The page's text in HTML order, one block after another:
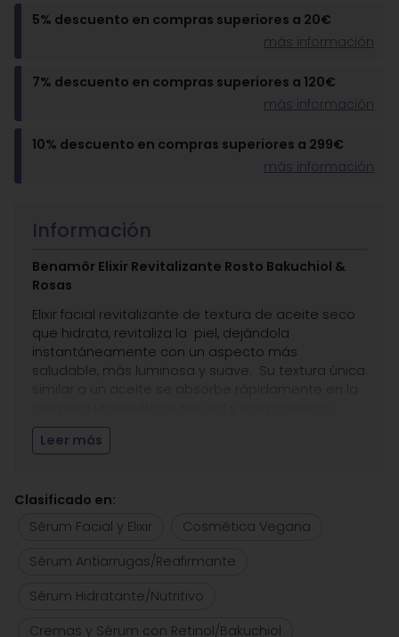
5% descuento en compras superiores a 20€
más información
7% descuento en compras superiores a 120€
más información
10% descuento en compras superiores a 299€
más información
Información
Benamôr Elixir Revitalizante Rosto Bakuchiol &
Rosas
Elixir facial revitalizante de textura de aceite seco
que hidrata, revitaliza la piel, dejándola
instantáneamente con un aspecto más
saludable, más luminosa y suave. Su textura única
Indicado para todo tipo de pieles.
Reduce la apariencia de líneas finas y arrugas.
reduciendo visiblemente los signos del
envejecimiento.
Piel hidratada instantáneamente y durante 24 h.
La piel se ve radiante y luminosa todo el día.
Leer más
Clasificado en:
Sérum Facial y Elixir
Cosmética Vegana
Sérum Antiarrugas/Reafirmante
Sérum Hidratante/Nutritivo
Cremas y Sérum con Retinol/Bakuchiol